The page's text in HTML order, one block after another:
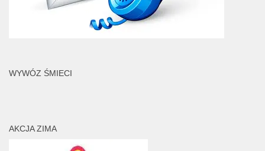
WYWÓZ ŚMIECI
AKCJA ZIMA